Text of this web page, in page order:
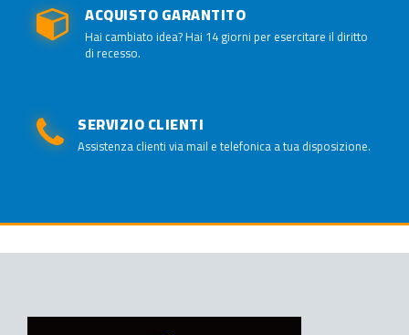
ACQUISTO GARANTITO
Hai cambiato idea? Hai 14 giorni per esercitare il diritto
di recesso.
SERVIZIO CLIENTI
Assistenza clienti via mail e telefonica a tua disposizione.